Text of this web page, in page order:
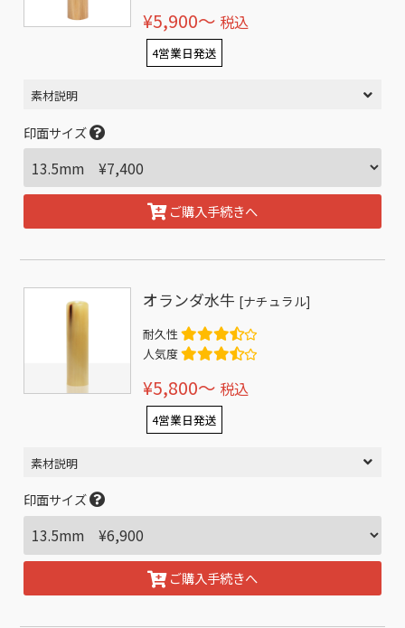
¥5,900〜 税込
4営業日発送
素材説明
印面サイズ
ご購入手続きへ
オランダ水牛 [ナチュラル]
耐久性
人気度
¥5,800〜 税込
4営業日発送
素材説明
印面サイズ
ご購入手続きへ